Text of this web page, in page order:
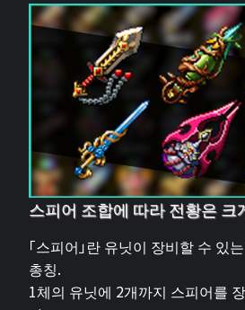
스피어 조합에 따라 전황은 크
「스피어」란 유닛이 장비할 수 있
총칭.
1체의 유닛에 2개까지 스피어를